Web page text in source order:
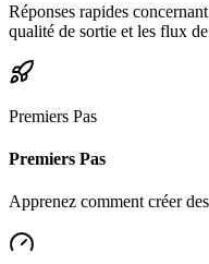
Réponses rapides
qualité de sortie et les flux
Premiers Pas
Premiers Pas
Apprenez comment créer